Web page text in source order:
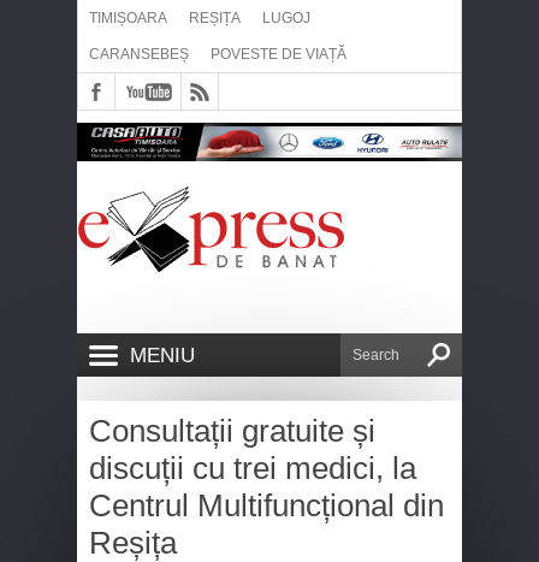
TIMIȘOARA REȘIȚA LUGOJ
CARANSEBEȘ POVESTE DE VIAȚĂ
MENIU
Consultații gratuite și
discuții cu trei medici, la
Centrul Multifuncțional din
Reșița